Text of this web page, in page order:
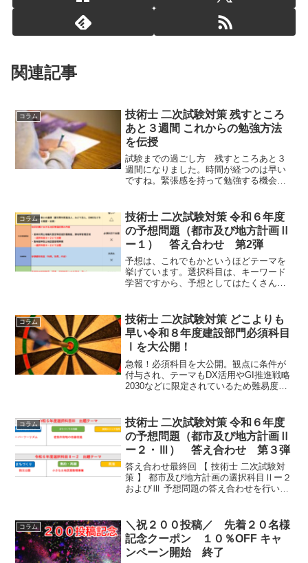
関連記事
コラム
技術士 二次試験対策 残すところ
あと３週間 これからの勉強方法
を伝授
試験までの過ごし方 残すところあと３
週間になりました。時間が経つのは早い
ですね。緊張感を持って勉強する機会
に取り組むと良い結果もついてくると思
います。
コラム
技術士 二次試験対策 令和６年度
の予想問題（都市及び地方計画Ⅱ
ー１） 答え合わせ 第2弾
予想は、これでもかというほどテーマを
挙げています。選択科目は、キーワード
学習ですから、予想としてはたくさんあ
う。実際に出題されたものは、以下のと
おりです。
コラム
技術士 二次試験対策 どこよりも
早い令和８年度建設部門必須科目
Ⅰを大公開！
急報！必須科目を大公開。観点に条件が
付与され、テーマもDX活用やGI推進戦略
2030などに限定されているため難易度が
り、安全性や持続性などを的確に選ぶ力
が求められます。
コラム
技術士 二次試験対策 令和６年度
の予想問題（都市及び地方計画Ⅱ
ー２・Ⅲ） 答え合わせ 第３弾
答え合わせ最終回 【 技術士 二次試験対
策 】 都市及び地方計画の選択科目Ⅱー２
およびⅢ 予想問題の答え合わせを行いま
れなら、一つや二つ当たるのではないで
しょうか。
コラム
＼祝２００投稿／ 先着２０名様
記念クーポン １０％OFF キャ
ンペーン開始 終了